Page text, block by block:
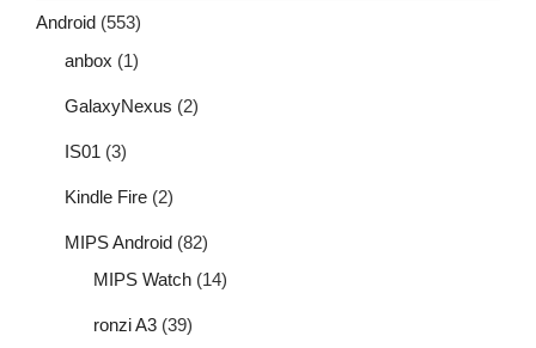
Android (553)
anbox (1)
GalaxyNexus (2)
IS01 (3)
Kindle Fire (2)
MIPS Android (82)
MIPS Watch (14)
ronzi A3 (39)